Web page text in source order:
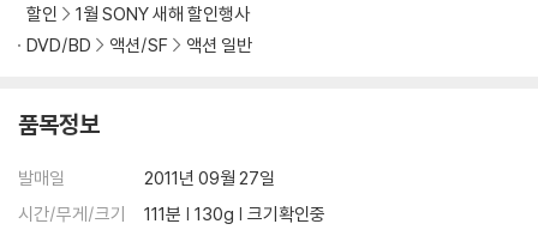
할인
1월 SONY 새해 할인행사
DVD/BD
액션/SF 액션 일반
품목정보
발매일
2011년 09월 27일
시간/무게/크기
111분 | 130g | 크기확인중